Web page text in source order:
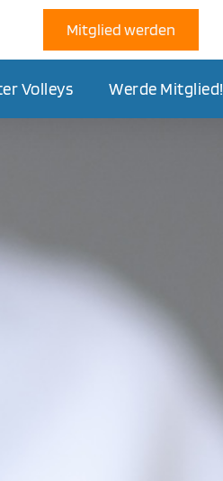
Mitglied werden
Volleys Werde Mitglied!